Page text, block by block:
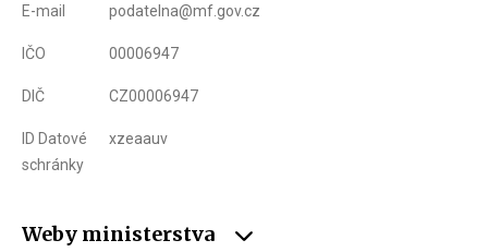
E-mail podatelna@mf.gov.cz
IČO 00006947
DIČ CZ00006947
ID Datové
schránky
xzeaauv
Weby ministerstva